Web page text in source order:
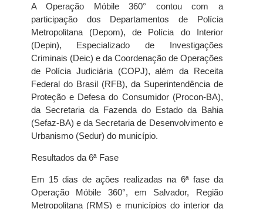
A Operação Móbile 360° contou com a
participação dos Departamentos de Polícia
Metropolitana (Depom), de Polícia do Interior
(Depin), Especializado de Investigações
Criminais (Deic) e da Coordenação de Operações
de Polícia Judiciária (COPJ), além da Receita
Federal do Brasil (RFB), da Superintendência de
Proteção e Defesa do Consumidor (Procon-BA),
da Secretaria da Fazenda do Estado da Bahia
(Sefaz-BA) e da Secretaria de Desenvolvimento e
Urbanismo (Sedur) do município.
Resultados da 6ª Fase
Em 15 dias de ações realizadas na 6ª fase da
Operação Móbile 360°, em Salvador, Região
Metropolitana (RMS) e municípios do interior da